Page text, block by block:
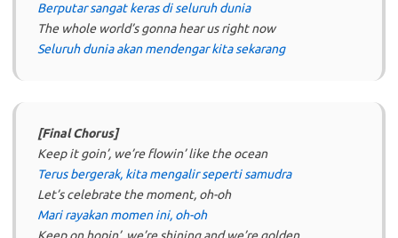
Berputar sangat keras di seluruh dunia
The whole world’s gonna hear us right now
Seluruh dunia akan mendengar kita sekarang
[Final Chorus]
Keep it goin’, we’re flowin’ like the ocean
Terus bergerak, kita mengalir seperti samudra
Let’s celebrate the moment, oh-oh
Mari rayakan momen ini, oh-oh